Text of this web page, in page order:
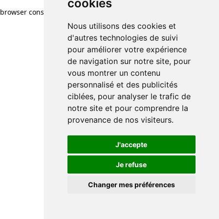
cookies
Nous utilisons des cookies et
d'autres technologies de suivi
pour améliorer votre expérience
de navigation sur notre site, pour
vous montrer un contenu
personnalisé et des publicités
ciblées, pour analyser le trafic de
notre site et pour comprendre la
provenance de nos visiteurs.
J'accepte
Je refuse
Changer mes préférences
browser console for more information)